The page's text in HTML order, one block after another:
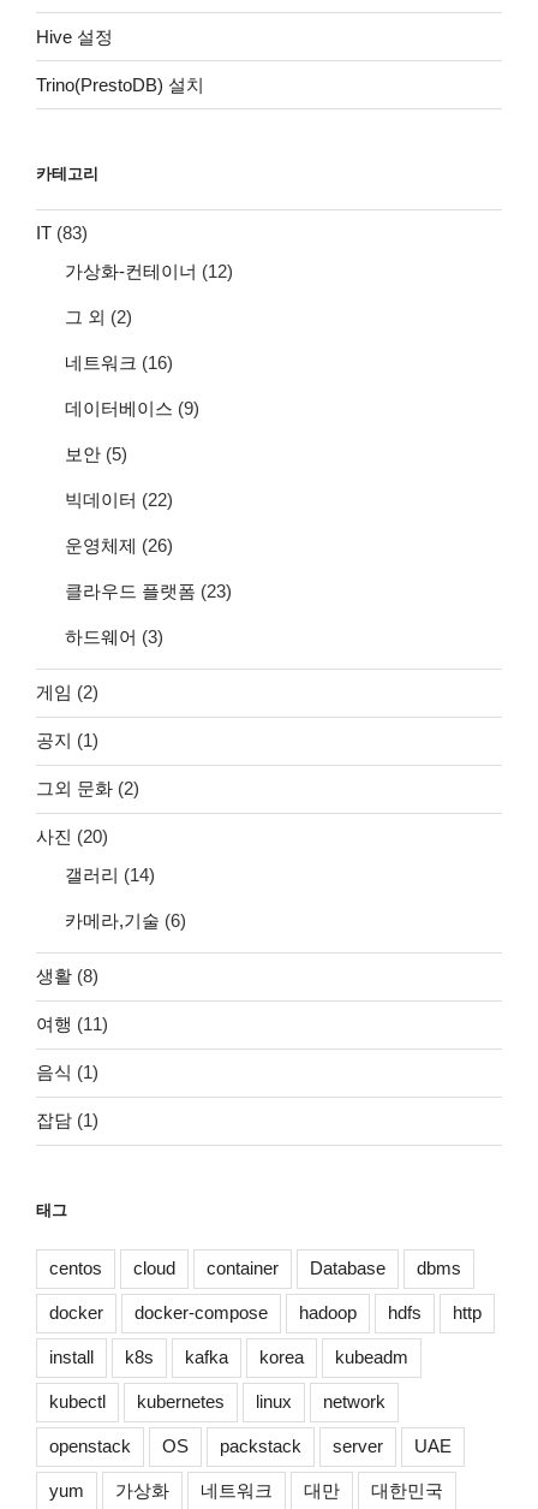
Hive 설정
Trino(PrestoDB) 설치
카테고리
IT (83)
가상화-컨테이너 (12)
그 외 (2)
네트워크 (16)
데이터베이스 (9)
보안 (5)
빅데이터 (22)
운영체제 (26)
클라우드 플랫폼 (23)
하드웨어 (3)
게임 (2)
공지 (1)
그외 문화 (2)
사진 (20)
갤러리 (14)
카메라,기술 (6)
생활 (8)
여행 (11)
음식 (1)
잡담 (1)
태그
centos cloud container Database dbms
docker docker-compose hadoop hdfs http
install k8s kafka korea kubeadm
kubectl kubernetes linux network
openstack OS packstack server UAE
yum 가상화 네트워크 대만 대한민국